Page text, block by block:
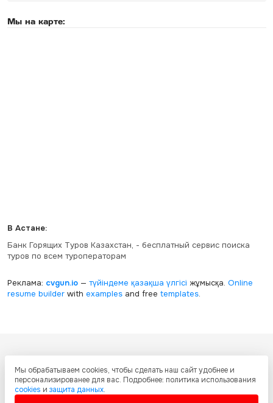
Мы на карте:
В Астане:
Банк Горящих Туров Казахстан, - бесплатный сервис поиска
туров по всем туроператорам
Реклама: cvgun.io— түйіндеме қазақша үлгісі жұмысқа. Online
resume builderwith examplesand free templates.
графическое содержание, структуру и оформление страниц защищены
международными соглашениями и законодательством Республики
Казахстан об охране авторских прав и интеллектуальной собственности.
Мы обрабатываем cookies, чтобы сделать наш сайт удобнее и
персонализированее для вас. Подробнее: политика использования
cookies и защита данных.